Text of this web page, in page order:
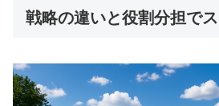
戦略の違いと役割分担で